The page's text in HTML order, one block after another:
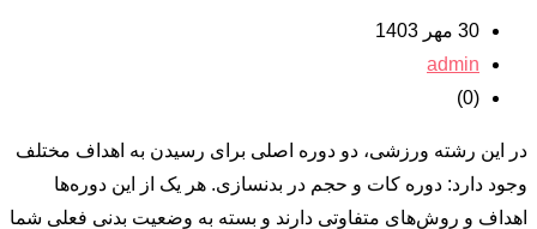
30 مهر 1403
admin
(0)
در این رشته ورزشی، دو دوره اصلی برای رسیدن به اهداف مختلف
وجود دارد: دوره کات و حجم در بدنسازی. هر یک از این دوره‌ها
اهداف و روش‌های متفاوتی دارند و بسته به وضعیت بدنی فعلی شما